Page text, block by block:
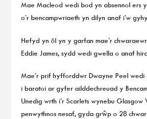
Mae Macleod wedi bod yn absennol ers
o’r bencampwriaeth yn dilyn anaf i’w
Hefyd yn ôl yn y garfan mae’r
Eddie James, sydd wedi gwella o anaf
Mae’r prif hyfforddwr Dwayne Peel
i baratoi ar gyfer ailddechreuad y
Unedig wrth i’r Scarlets wynebu Glasgow
penwythnos nesaf, gyda grŵp o 28